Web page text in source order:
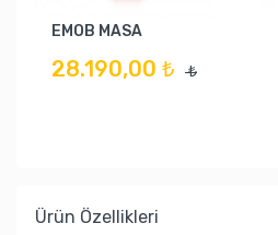
EMOB MASA
28.190,00 ₺ ₺
Ürün Özellikleri